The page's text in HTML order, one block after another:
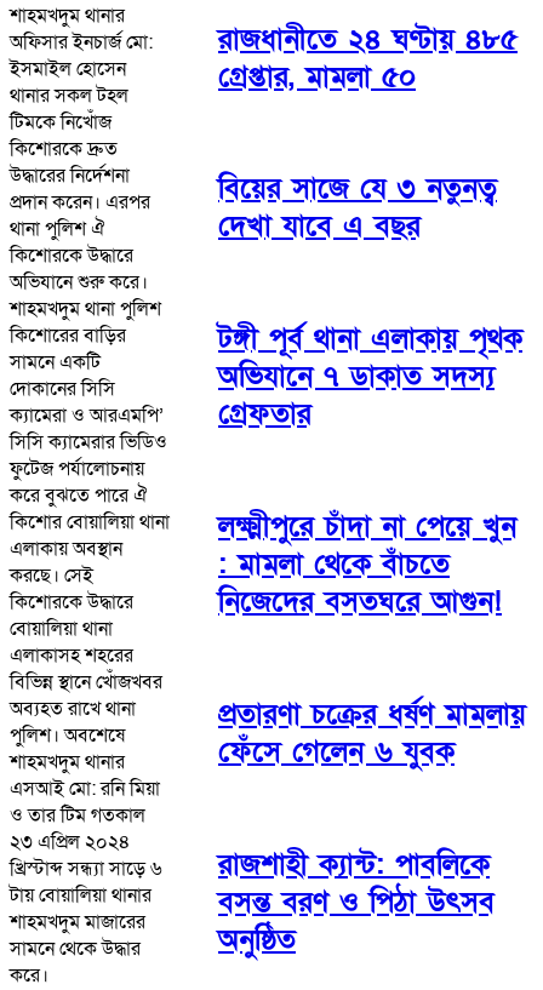
শাহমখদুম থানার
অফিসার ইনচার্জ মো:
ইসমাইল হোসেন
থানার সকল টহল
টিমকে নিখোঁজ
কিশোরকে দ্রুত
উদ্ধারের নির্দেশনা
প্রদান করেন। এরপর
থানা পুলিশ ঐ
কিশোরকে উদ্ধারে
অভিযানে শুরু করে।
শাহমখদুম থানা পুলিশ
কিশোরের বাড়ির
সামনে একটি
দোকানের সিসি
ক্যামেরা ও আরএমপি’
সিসি ক্যামেরার ভিডিও
ফুটেজ পর্যালোচনায়
করে বুঝতে পারে ঐ
কিশোর বোয়ালিয়া থানা
এলাকায় অবস্থান
করছে। সেই
কিশোরকে উদ্ধারে
বোয়ালিয়া থানা
এলাকাসহ শহরের
বিভিন্ন স্থানে খোঁজখবর
অব্যহত রাখে থানা
পুলিশ। অবশেষে
শাহমখদুম থানার
এসআই মো: রনি মিয়া
ও তার টিম গতকাল
২৩ এপ্রিল ২০২৪
খ্রিস্টাব্দ সন্ধ্যা সাড়ে ৬
টায় বোয়ালিয়া থানার
শাহমখদুম মাজারের
সামনে থেকে উদ্ধার
করে।
রাজধানীতে ২৪ ঘণ্টায় ৪৮৫
গ্রেপ্তার, মামলা ৫০
বিয়ের সাজে যে ৩ নতুনত্ব
দেখা যাবে এ বছর
টঙ্গী পূর্ব থানা এলাকায় পৃথক
অভিযানে ৭ ডাকাত সদস্য
গ্রেফতার
লক্ষ্মীপুরে চাঁদা না পেয়ে খুন
: মামলা থেকে বাঁচতে
নিজেদের বসতঘরে আগুন!
প্রতারণা চক্রের ধর্ষণ মামলায়
ফেঁসে গেলেন ৬ যুবক
রাজশাহী ক্যান্ট: পাবলিকে
বসন্ত বরণ ও পিঠা উৎসব
অনুষ্ঠিত